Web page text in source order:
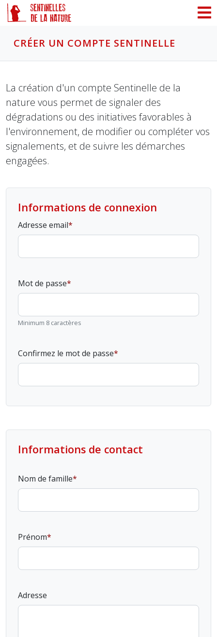
CRÉER UN COMPTE SENTINELLE
La création d'un compte Sentinelle de la
nature vous permet de signaler des
dégradations ou des initiatives favorables à
l'environnement, de modifier ou compléter vos
signalements, et de suivre les démarches
engagées.
Informations de connexion
Adresse email
Mot de passe
Minimum 8 caractères
Confirmez le mot de passe
Informations de contact
Nom de famille
Prénom
Adresse
Panneau de gestion des cookies